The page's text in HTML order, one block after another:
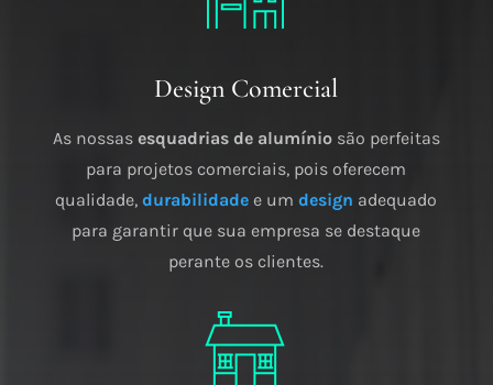
Design Comercial
As nossas esquadrias de alumíniosão perfeitas
para projetos comerciais, pois oferecem
qualidade,durabilidade e umdesign adequado
para garantir que sua empresa se destaque
perante os clientes.